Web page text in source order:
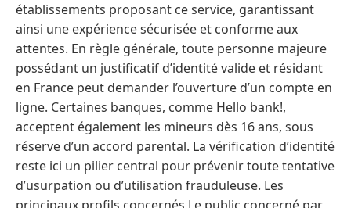
établissements proposant ce service, garantissant
ainsi une expérience sécurisée et conforme aux
attentes. En règle générale, toute personne majeure
possédant un justificatif d’identité valide et résidant
en France peut demander l’ouverture d’un compte en
ligne. Certaines banques, comme Hello bank!,
acceptent également les mineurs dès 16 ans, sous
réserve d’un accord parental. La vérification d’identité
reste ici un pilier central pour prévenir toute tentative
d’usurpation ou d’utilisation frauduleuse. Les